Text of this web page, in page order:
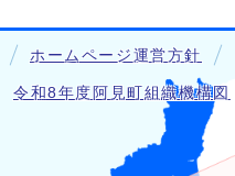
ホームページ運営方針
令和8年度阿見町組織機構図